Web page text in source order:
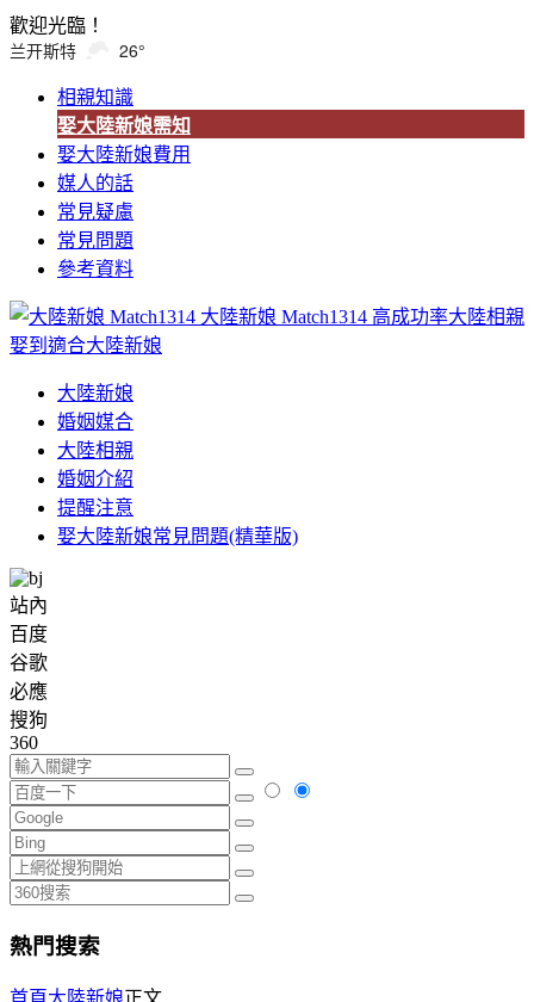
歡迎光臨！
兰开斯特 26°
相親知識
娶大陸新娘需知
娶大陸新娘費用
媒人的話
常見疑慮
常見問題
參考資料
大陸新娘 Match1314 高成功率大陸相親
娶到適合大陸新娘
大陸新娘
婚姻媒合
大陸相親
婚姻介紹
提醒注意
娶大陸新娘常見問題(精華版)
站內
百度
谷歌
必應
搜狗
360
熱門搜索